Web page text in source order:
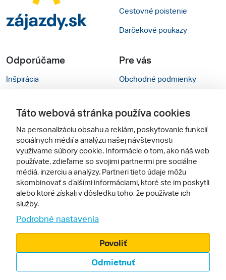
Cestovné poistenie
Darčekové poukazy
Odporúčame
Inšpirácia
Cestovné kancelárie
Zájezdy.cz
Pre vás
Obchodné podmienky
Nastavenie cookies
Mobilná verzia webu
Sledujte nás
© 2005 - 2026, Zájazdy.sk,
Táto webová stránka používa cookies
Na personalizáciu obsahu a reklám, poskytovanie funkcií
sociálnych médií a analýzu našej návštevnosti
využívame súbory cookie. Informácie o tom, ako náš web
používate, zdieľame so svojimi partnermi pre sociálne
médiá, inzerciu a analýzy. Partneri tieto údaje môžu
skombinovať s ďalšími informáciami, ktoré ste im poskytli
alebo ktoré získali v dôsledku toho, že používate ich
služby.
Podrobné nastavenia
Odmietnuť
Povoliť